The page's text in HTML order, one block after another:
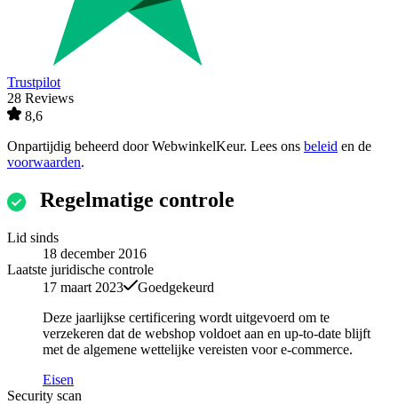
Trustpilot
28 Reviews
8,6
Onpartijdig beheerd doorWebwinkelKeur. Lees ons beleid en de
voorwaarden.
Regelmatige controle
Lid sinds
18 december 2016
Laatste juridische controle
17 maart 2023
Goedgekeurd
Deze jaarlijkse certificering wordt uitgevoerd om te
verzekeren dat de webshop voldoet aan en up-to-date blijft
met de algemene wettelijke vereisten voor e-commerce.
Eisen
Security scan